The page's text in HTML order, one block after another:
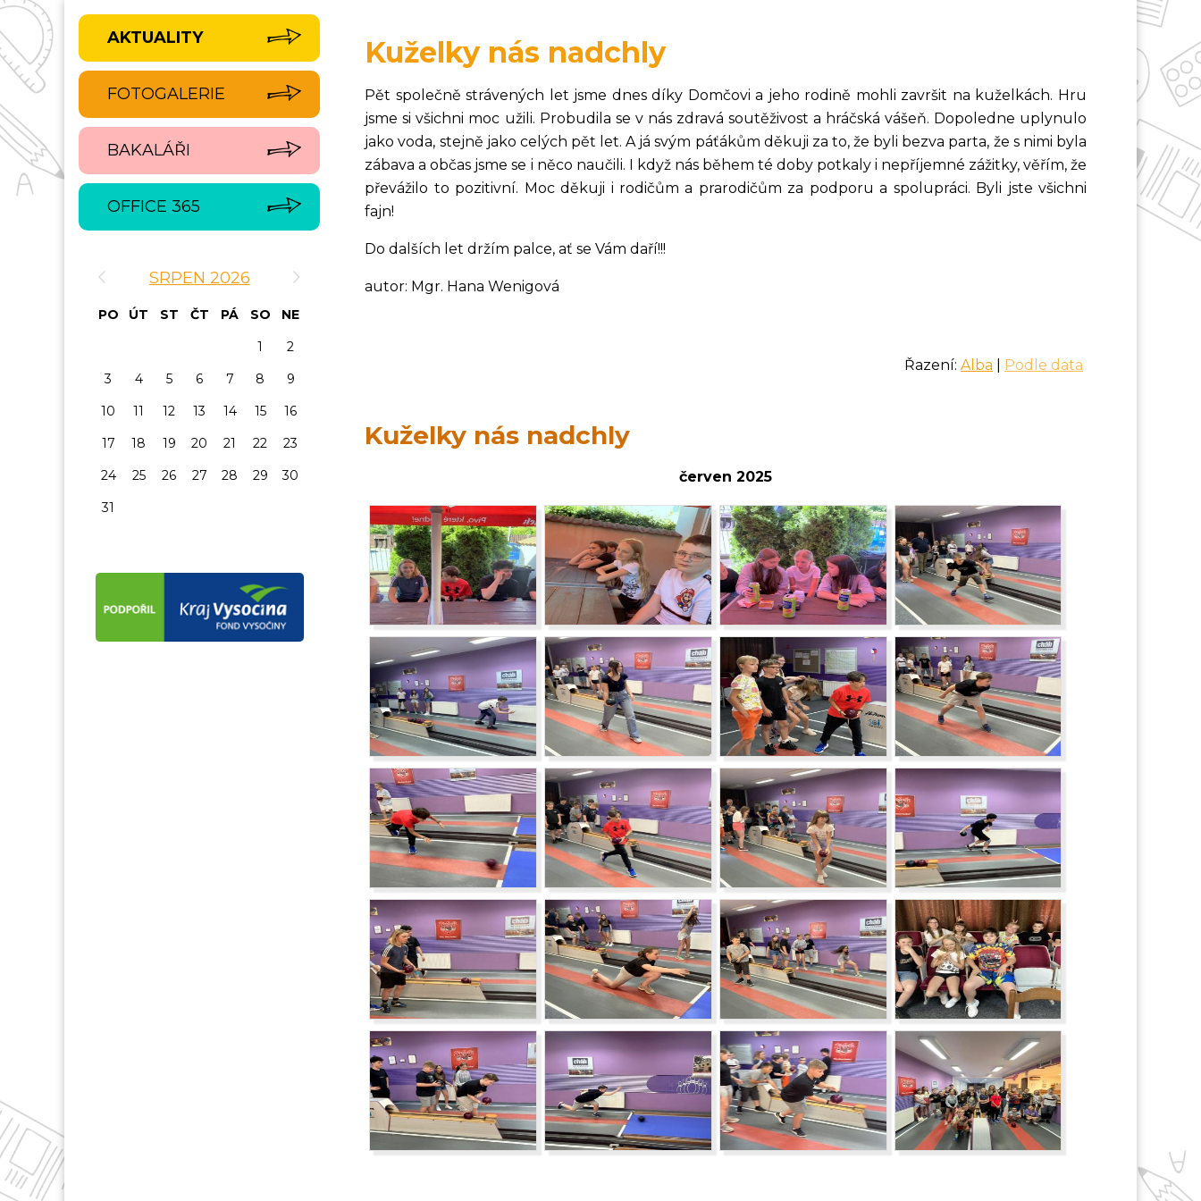
Kuželky nás nadchly
Pět společně strávených let jsme dnes díky Domčovi a jeho rodině mohli završit na kuželkách. Hru
jsme si všichni moc užili. Probudila se v nás zdravá soutěživost a hráčská vášeň. Dopoledne uplynulo
jako voda, stejně jako celých pět let. A já svým páťákům děkuji za to, že byli bezva parta, že s nimi byla
zábava a občas jsme se i něco naučili. I když nás během té doby potkaly i nepříjemné zážitky, věřím, že
převážilo to pozitivní. Moc děkuji i rodičům a prarodičům za podporu a spolupráci. Byli jste všichni
fajn!
Do dalších let držím palce, ať se Vám daří!!!
autor: Mgr. Hana Wenigová
Řazení: Alba Podle data
Kuželky nás nadchly
červen 2025
AKTUALITY
FOTOGALERIE
BAKALÁŘI
OFFICE 365
SRPEN 2026
PO ÚT ST ČT PÁ SO
NE
1
2
3
4 5 6 7 8
9
10
11 12 13 14 15
16
17
18 19 20 21 22
23
24
25 26 27 28 29
30
31